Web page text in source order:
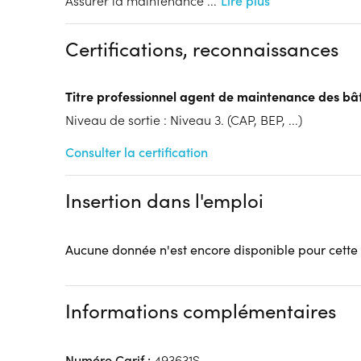
Dispositif
Financements à déterminer selon la situation du
Tarif : N.C.
Lieu de formation
103 Boulevard de Metz
Accueil sur le lieu de formation
Hébergement :Pas d'hébergement
Transport :
Pas de transport
Certifications, reconnaissances
Titre professionnel agent de maintenance des
Niveau de sortie : Niveau 3. (CAP, BEP, ...)
Consulter la certification
Insertion dans l'emploi
Aucune donnée n'est encore disponible pour
Informations complémentaires